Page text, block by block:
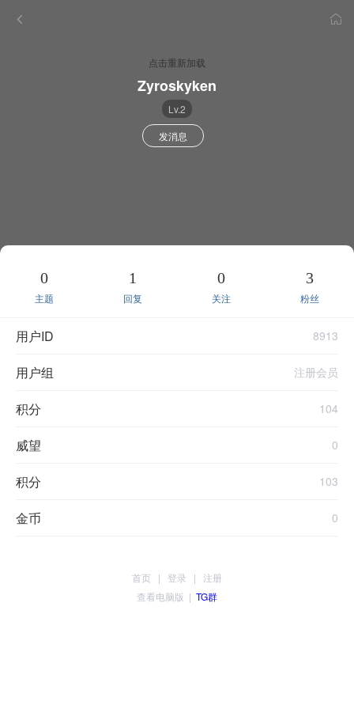
点击重新加载
Zyroskyken
Lv.2
发消息
0
主题
1
回复
0
关注
3
粉丝
用户ID 8913
用户组 注册会员
积分 104
威望 0
积分 103
金币 0
首页 | 登录 | 注册
查看电脑版 | TG群